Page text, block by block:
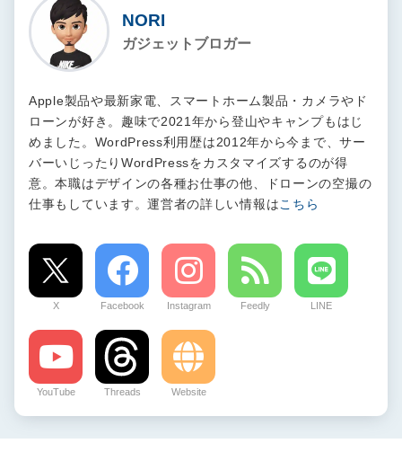
NORI
ガジェットブロガー
Apple製品や最新家電、スマートホーム製品・カメラやド
ローンが好き。趣味で2021年から登山やキャンプもはじ
めました。WordPress利用歴は2012年から今まで、サー
バーいじったりWordPressをカスタマイズするのが得
意。本職はデザインの各種お仕事の他、ドローンの空撮の
仕事もしています。運営者の詳しい情報は こちら
X Facebook Instagram Feedly LINE
YouTube Threads Website